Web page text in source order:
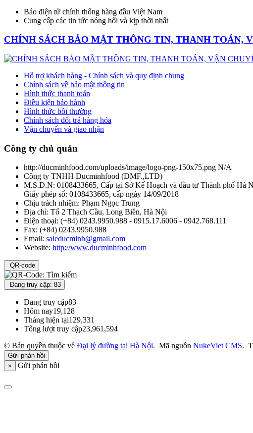
Báo điện tử chính thống hàng đầu Việt Nam
Cung cấp các tin tức nóng hổi và kịp thời nhất
CHÍNH SÁCH BẢO MẬT THÔNG TIN, THANH TOÁN,
Hỗ trợ khách hàng - Chính sách và quy định chung
Chính sách về bảo mật thông tin
Hình thức thanh toán
Điều kiện bảo hành
Hình thức bồi thường
Chính sách đổi trả hàng hóa
Vận chuyển và giao nhận
Công ty chủ quản
http://ducminhfood.com/uploads/image/logo-png-150x75.png N/A
Công ty TNHH Ducminhfood (DMF.,LTD)
M.S.D.N: 0108433665, Cấp tại Sở Kế Hoạch và đầu tư Thành phố Hà
Giấy phép số: 0108433665, cấp ngày 14/09/2018
Chịu trách nhiệm: Phạm Ngọc Trung
Địa chỉ: Tổ 2 Thạch Cầu, Long Biên, Hà Nội
Điện thoại: (+84) 0243.9950.988 - 0915.17.6006 - 0942.768.111
Fax: (+84) 0243.9950.988
Email: saleducminh@gmail.com
Website: http://www.ducminhfood.com
QR-code
Đang truy cập: 83
Đang truy cập83
Hôm nay19,128
Tháng hiện tại129,331
Tổng lượt truy cập23,961,594
© Bản quyền thuộc về Đại lý đường tại Hà Nội. Mã nguồn NukeViet CMS.
Gửi phản hồi
×
Gửi phản hồi